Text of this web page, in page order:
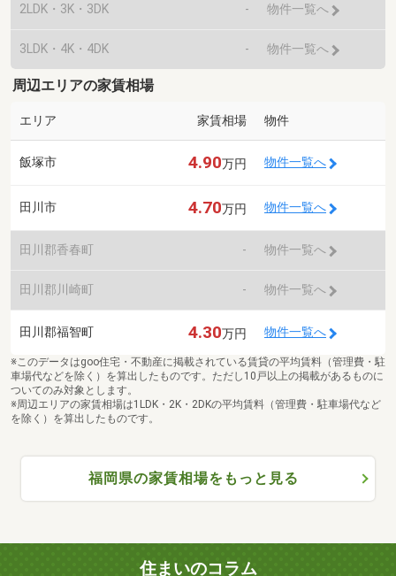
2LDK・3K・3DK - 物件一覧へ
3LDK・4K・4DK - 物件一覧へ
周辺エリアの家賃相場
エリア 家賃相場 物件
飯塚市 4.90万円 物件一覧へ
田川市 4.70万円 物件一覧へ
田川郡香春町 - 物件一覧へ
田川郡川崎町 - 物件一覧へ
田川郡福智町 4.30万円 物件一覧へ
※このデータはgoo住宅・不動産に掲載されている賃貸の平均賃料（管理費・駐
車場代などを除く）を算出したものです。ただし10戸以上の掲載があるものに
ついてのみ対象とします。
※周辺エリアの家賃相場は1LDK・2K・2DKの平均賃料（管理費・駐車場代など
を除く）を算出したものです。
福岡県の家賃相場をもっと見る
住まいのコラム